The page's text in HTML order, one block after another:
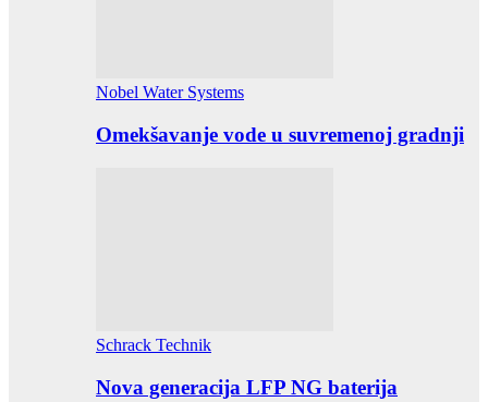
Nobel Water Systems
Omekšavanje vode u suvremenoj gradnji
Schrack Technik
Nova generacija LFP NG baterija